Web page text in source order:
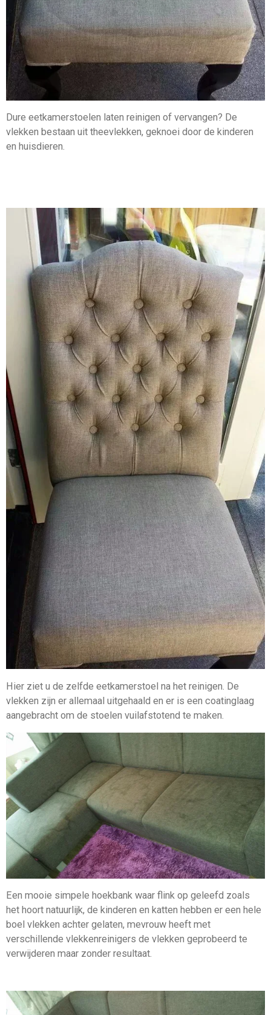
Dure eetkamerstoelen laten reinigen of vervangen? De
vlekken bestaan uit theevlekken, geknoei door de kinderen
en huisdieren.
Hier ziet u de zelfde eetkamerstoel na het reinigen. De
vlekken zijn er allemaal uitgehaald en er is een coatinglaag
aangebracht om de stoelen vuilafstotend te maken.
Een mooie simpele hoekbank waar flink op geleefd zoals
het hoort natuurlijk, de kinderen en katten hebben er een hele
boel vlekken achter gelaten, mevrouw heeft met
verschillende vlekkenreinigers de vlekken geprobeerd te
verwijderen maar zonder resultaat.